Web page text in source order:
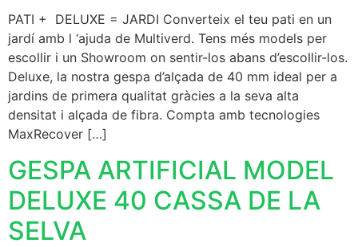
PATI + DELUXE = JARDI Converteix el teu pati en un
jardí amb l ‘ajuda de Multiverd. Tens més models per
escollir i un Showroom on sentir-los abans d’escollir-los.
Deluxe, la nostra gespa d’alçada de 40 mm ideal per a
jardins de primera qualitat gràcies a la seva alta
densitat i alçada de fibra. Compta amb tecnologies
MaxRecover […]
GESPA ARTIFICIAL MODEL
DELUXE 40 CASSA DE LA
SELVA